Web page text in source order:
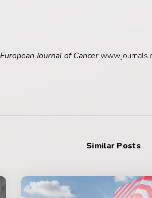
European Journal of Cancer
Similar Posts